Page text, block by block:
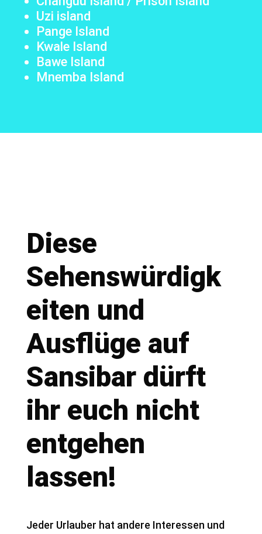
Uzi island
Pange Island
Kwale Island
Bawe Island
Mnemba Island
Diese
Sehenswürdigk
eiten und
Ausflüge auf
Sansibar dürft
ihr euch nicht
entgehen
lassen!
Jeder Urlauber hat andere Interessen und